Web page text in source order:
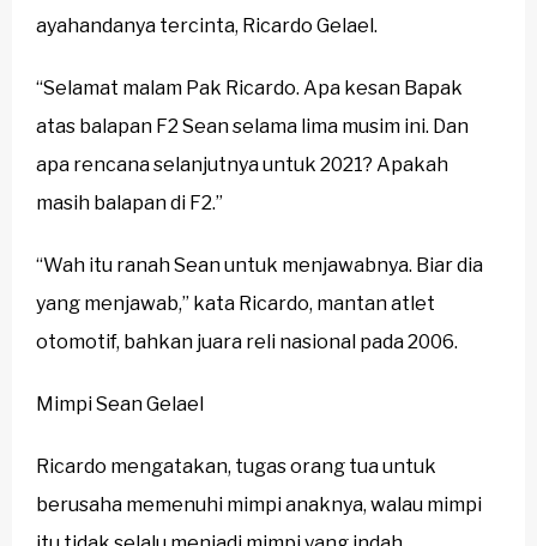
ayahandanya tercinta, Ricardo Gelael.
“Selamat malam Pak Ricardo. Apa kesan Bapak
atas balapan F2 Sean selama lima musim ini. Dan
apa rencana selanjutnya untuk 2021? Apakah
masih balapan di F2.”
“Wah itu ranah Sean untuk menjawabnya. Biar dia
yang menjawab,” kata Ricardo, mantan atlet
otomotif, bahkan juara reli nasional pada 2006.
Mimpi Sean Gelael
Ricardo mengatakan, tugas orang tua untuk
berusaha memenuhi mimpi anaknya, walau mimpi